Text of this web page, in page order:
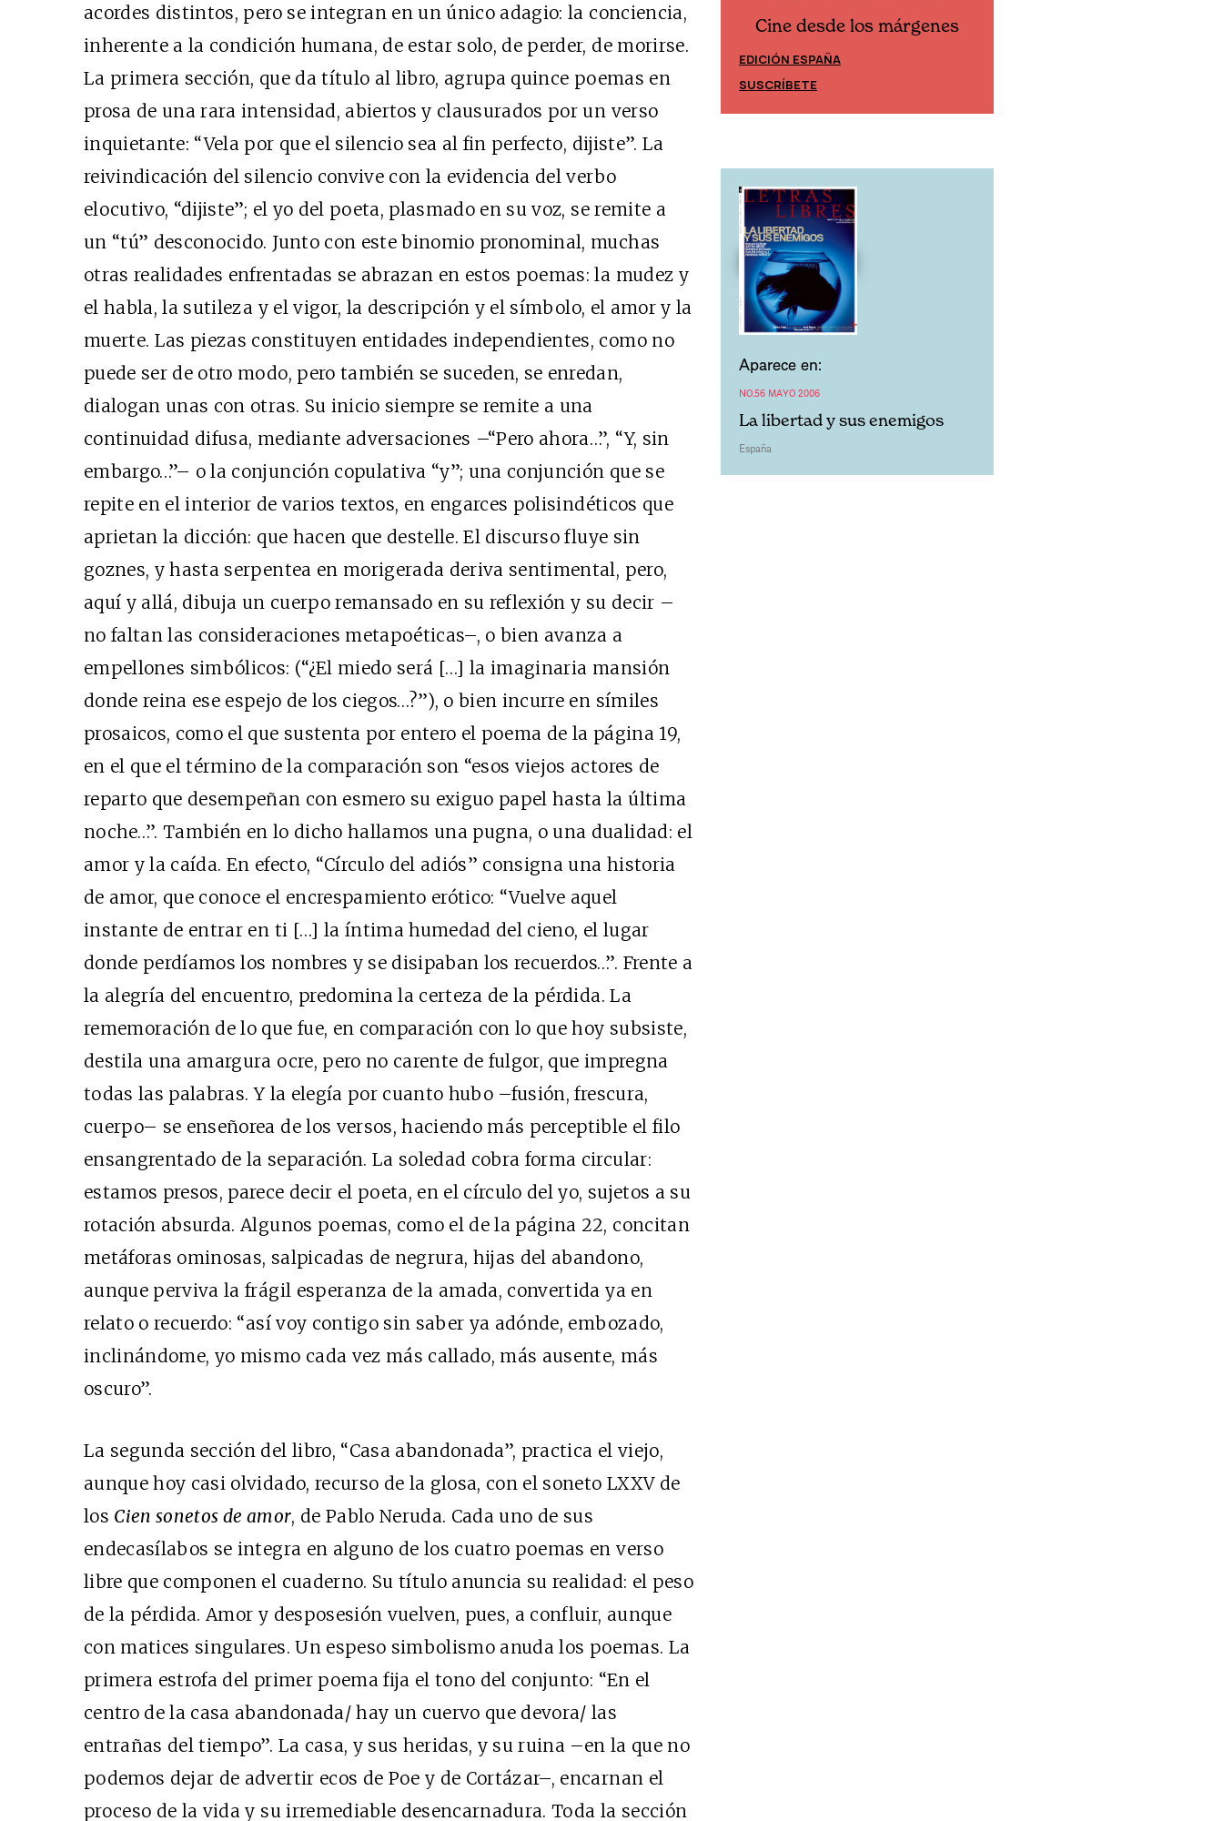
acordes distintos, pero se integran en un único adagio: la conciencia,
inherente a la condición humana, de estar solo, de perder, de morirse.
La primera sección, que da título al libro, agrupa quince poemas en
prosa de una rara intensidad, abiertos y clausurados por un verso
inquietante: “Vela por que el silencio sea al fin perfecto, dijiste”. La
reivindicación del silencio convive con la evidencia del verbo
elocutivo, “dijiste”; el yo del poeta, plasmado en su voz, se remite a
un “tú” desconocido. Junto con este binomio pronominal, muchas
otras realidades enfrentadas se abrazan en estos poemas: la mudez y
el habla, la sutileza y el vigor, la descripción y el símbolo, el amor y la
muerte. Las piezas constituyen entidades independientes, como no
puede ser de otro modo, pero también se suceden, se enredan,
dialogan unas con otras. Su inicio siempre se remite a una
continuidad difusa, mediante adversaciones –“Pero ahora…”, “Y, sin
embargo…”– o la conjunción copulativa “y”; una conjunción que se
repite en el interior de varios textos, en engarces polisindéticos que
aprietan la dicción: que hacen que destelle. El discurso fluye sin
goznes, y hasta serpentea en morigerada deriva sentimental, pero,
aquí y allá, dibuja un cuerpo remansado en su reflexión y su decir –
no faltan las consideraciones metapoéticas–, o bien avanza a
empellones simbólicos: (“¿El miedo será […] la imaginaria mansión
donde reina ese espejo de los ciegos…?”), o bien incurre en símiles
prosaicos, como el que sustenta por entero el poema de la página 19,
en el que el término de la comparación son “esos viejos actores de
reparto que desempeñan con esmero su exiguo papel hasta la última
noche…”. También en lo dicho hallamos una pugna, o una dualidad: el
amor y la caída. En efecto, “Círculo del adiós” consigna una historia
de amor, que conoce el encrespamiento erótico: “Vuelve aquel
instante de entrar en ti […] la íntima humedad del cieno, el lugar
donde perdíamos los nombres y se disipaban los recuerdos…”. Frente a
la alegría del encuentro, predomina la certeza de la pérdida. La
rememoración de lo que fue, en comparación con lo que hoy subsiste,
destila una amargura ocre, pero no carente de fulgor, que impregna
todas las palabras. Y la elegía por cuanto hubo –fusión, frescura,
cuerpo– se enseñorea de los versos, haciendo más perceptible el filo
ensangrentado de la separación. La soledad cobra forma circular:
estamos presos, parece decir el poeta, en el círculo del yo, sujetos a su
rotación absurda. Algunos poemas, como el de la página 22, concitan
metáforas ominosas, salpicadas de negrura, hijas del abandono,
aunque perviva la frágil esperanza de la amada, convertida ya en
relato o recuerdo: “así voy contigo sin saber ya adónde, embozado,
inclinándome, yo mismo cada vez más callado, más ausente, más
oscuro”.
La segunda sección del libro, “Casa abandonada”, practica el viejo,
aunque hoy casi olvidado, recurso de la glosa, con el soneto LXXV de
los Cien sonetos de amor, de Pablo Neruda. Cada uno de sus
endecasílabos se integra en alguno de los cuatro poemas en verso
libre que componen el cuaderno. Su título anuncia su realidad: el peso
de la pérdida. Amor y desposesión vuelven, pues, a confluir, aunque
con matices singulares. Un espeso simbolismo anuda los poemas. La
primera estrofa del primer poema fija el tono del conjunto: “En el
centro de la casa abandonada/ hay un cuervo que devora/ las
entrañas del tiempo”. La casa, y sus heridas, y su ruina –en la que no
podemos dejar de advertir ecos de Poe y de Cortázar–, encarnan el
proceso de la vida y su irremediable desencarnadura. Toda la sección
Cine desde los márgenes
EDICIÓN MÉXICO
SUSCRÍBETE
Cine desde los márgenes
EDICIÓN ESPAÑA
SUSCRÍBETE
Aparece en:
NO.56 MAYO 2006
La libertad y sus enemigos
España